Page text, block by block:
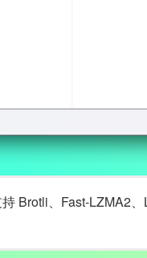
Brotli、Fast-LZMA2